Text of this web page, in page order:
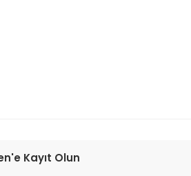
Kayıt Olun